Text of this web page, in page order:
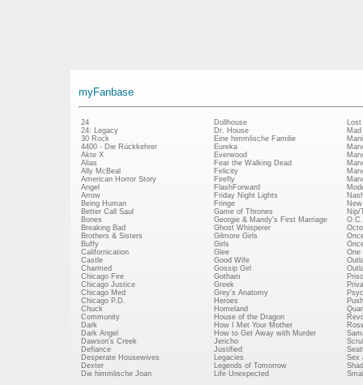
myFanbase
24
24: Legacy
30 Rock
4400 - Die Rückkehrer
Akte X
Alias
Ally McBeal
American Horror Story
Angel
Arrow
Being Human
Better Call Saul
Bones
Breaking Bad
Brothers & Sisters
Buffy
Californication
Castle
Charmed
Chicago Fire
Chicago Justice
Chicago Med
Chicago P.D.
Chuck
Community
Dark
Dark Angel
Dawson's Creek
Defiance
Desperate Housewives
Dexter
Die himmlische Joan
Dollhouse
Dr. House
Eine himmlische Familie
Eureka
Everwood
Fear the Walking Dead
Felicity
Firefly
FlashForward
Friday Night Lights
Fringe
Game of Thrones
Georgie & Mandy's First Marriage
Ghost Whisperer
Gilmore Girls
Girls
Glee
Good Wife
Gossip Girl
Gotham
Greek
Grey's Anatomy
Heroes
Homeland
House of the Dragon
How I Met Your Mother
How to Get Away with Murder
Jericho
Justified
Legacies
Legends of Tomorrow
Life Unexpected
Lost
New
Nip/
One
Sex